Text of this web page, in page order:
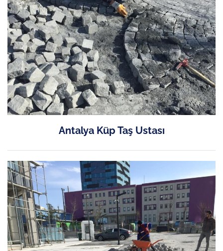
Antalya Küp Taş Ustası